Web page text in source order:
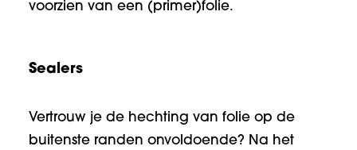
voorzien van een (primer)folie.
Sealers
Vertrouw je de hechting van folie op de
buitenste randen onvoldoende? Na het